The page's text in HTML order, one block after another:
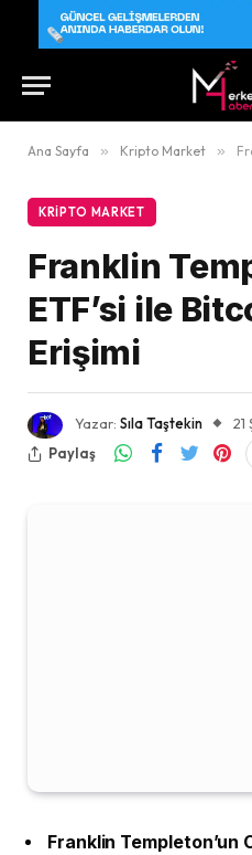
Ana Sayfa » Kripto Market »
KRIPTO MARKET
Franklin
ETF’si ile
Erişimi
Yazar: Sıla Taştekin
21
Paylaş
Franklin Templeton’un